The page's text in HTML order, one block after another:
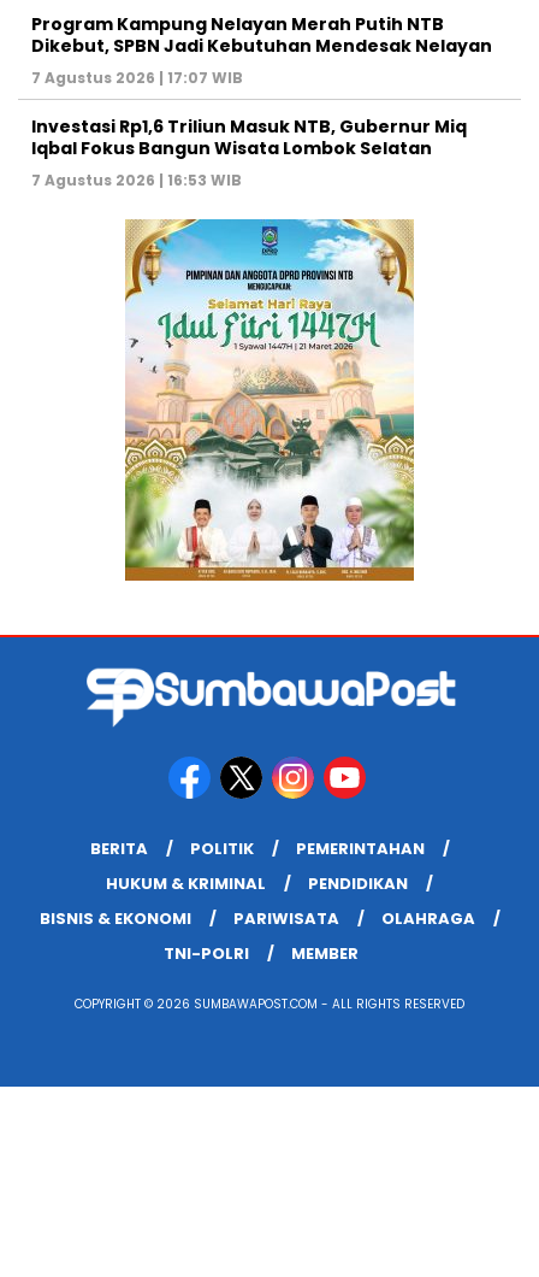
Program Kampung Nelayan Merah Putih NTB
Dikebut, SPBN Jadi Kebutuhan Mendesak Nelayan
7 Agustus 2026 | 17:07 WIB
Investasi Rp1,6 Triliun Masuk NTB, Gubernur Miq
Iqbal Fokus Bangun Wisata Lombok Selatan
7 Agustus 2026 | 16:53 WIB
BERITA POLITIK
PEMERINTAHAN
HUKUM & KRIMINAL
PENDIDIKAN
BISNIS & EKONOMI
PARIWISATA
OLAHRAGA
TNI-POLRI
MEMBER
COPYRIGHT © 2026 SUMBAWAPOST.COM - ALL RIGHTS RESERVED